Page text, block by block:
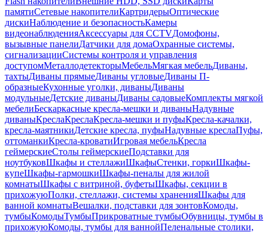
памятиСетевые накопителиКартридерыОптические
дискиНаблюдение и безопасностьКамеры
видеонаблюденияАксессуары для CCTVДомофоны,
вызывные панелиДатчики для домаОхранные системы,
сигнализацииСистемы контроля и управления
доступомМеталлодетекторыМебельМягкая мебельДиваны,
тахтыДиваны прямыеДиваны угловыеДиваны П-
образныеКухонные уголки, диваныДиваны
модульныеДетские диваныДиваны садовыеКомплекты мягкой
мебелиБескаркасные кресла-мешки и диваныНадувные
диваныКреслаКреслаКресла-мешки и пуфыКресла-качалки,
кресла-маятникиДетские кресла, пуфыНадувные креслаПуфы,
оттоманкиКресла-кроватиИгровая мебельКресла
геймерскиеСтолы геймерскиеПодставки для
ноутбуковШкафы и стеллажиШкафыСтенки, горкиШкафы-
купеШкафы-гармошкиШкафы-пеналы для жилой
комнатыШкафы с витриной, буфетыШкафы, секции в
прихожуюПолки, стеллажи, системы храненияШкафы для
ванной комнатыВешалки, подставки для зонтовКомоды,
тумбыКомодыТумбыПрикроватные тумбыОбувницы, тумбы в
прихожуюКомоды, тумбы для ваннойПеленальные столики,